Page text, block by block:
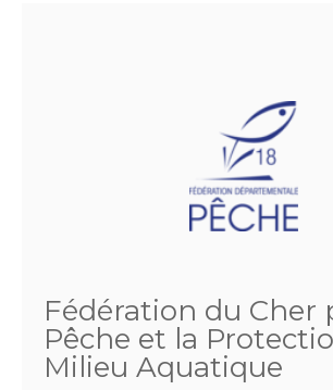
Fédération du Cher
Pêche et la
Milieu Aquatique